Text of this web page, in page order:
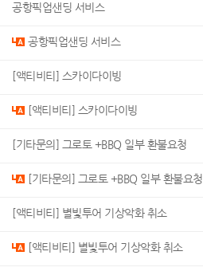
공항픽업샌딩 서비스
공항픽업샌딩 서비스
[액티비티] 스카이다이빙
[액티비티] 스카이다이빙
[기타문의] 그로토 +BBQ 일부 환불요청
[기타문의] 그로토 +BBQ 일부 환불요청
[액티비티] 별빛투어 기상악화 취소
[액티비티] 별빛투어 기상악화 취소